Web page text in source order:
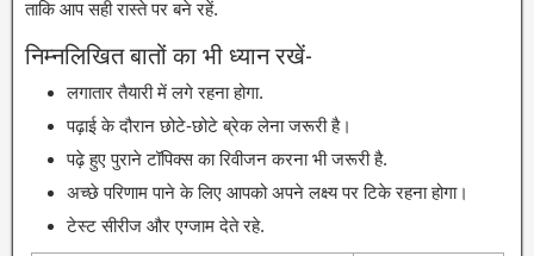
ताकि आप सही रास्ते पर बने रहें.
निम्नलिखित बातों का भी ध्यान रखें-
लगातार तैयारी में लगे रहना होगा.
पढ़ाई के दौरान छोटे-छोटे ब्रेक लेना जरूरी है।
पढ़े हुए पुराने टॉपिक्स का रिवीजन करना भी जरूरी है.
अच्छे परिणाम पाने के लिए आपको अपने लक्ष्य पर टिके रहना होगा।
टेस्ट सीरीज और एग्जाम देते रहे.